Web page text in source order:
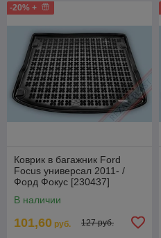
-20% +
Коврик в багажник Ford
Focus универсал 2011- /
Форд Фокус [230437]
В наличии
101,60 руб. 127 руб.